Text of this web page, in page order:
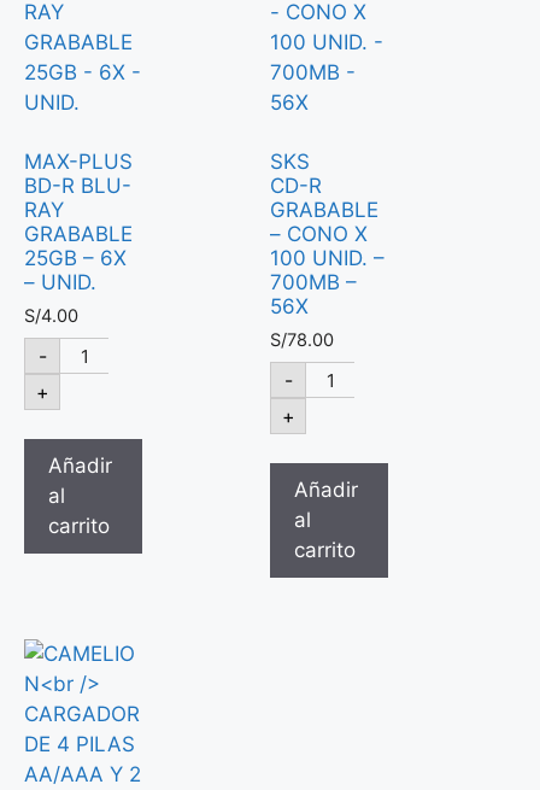
MAX-PLUS
BD-R BLU-
RAY
GRABABLE
25GB – 6X
– UNID.
S/4.00
-
+
Añadir
al
carrito
SKS
CD-R
GRABABLE
– CONO X
100 UNID. –
700MB –
56X
S/78.00
-
+
Añadir
al
carrito